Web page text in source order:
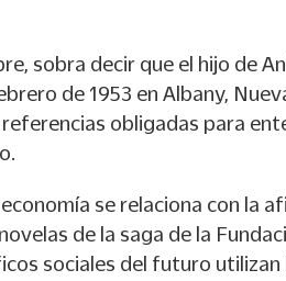
sobra decir que el hijo de
de 1953 en Albany,
obligadas para
se relaciona con la
de la saga de la
sociales del futuro utilizan